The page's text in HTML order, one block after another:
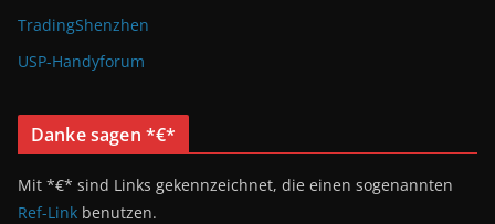
TradingShenzhen
USP-Handyforum
Danke sagen *€*
Mit *€* sind Links gekennzeichnet, die einen sogenannten
Ref-Link benutzen.